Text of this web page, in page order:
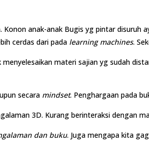
anak-anak Bugis yg pintar disuruh
cerdas dari pada learning machines.
materi sajian yg sudah
secara mindset. Penghargaan pada
3D. Kurang berinteraksi dengan
dan buku. Juga mengapa kita